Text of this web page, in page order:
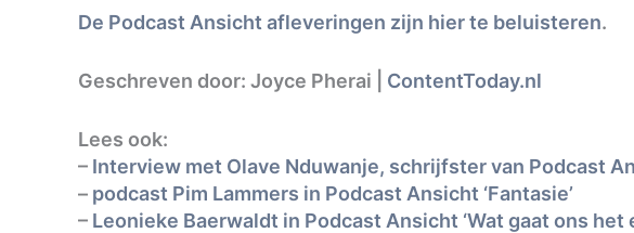
De Podcast Ansicht afleveringen zijn hier te beluisteren.
Geschreven door: Joyce Pherai | ContentToday.nl
Lees ook:
– Interview met Olave Nduwanje, schrijfster van Podcast
– podcast Pim Lammers in Podcast Ansicht ‘Fantasie’
– Leonieke Baerwaldt in Podcast Ansicht ‘Wat gaat ons het